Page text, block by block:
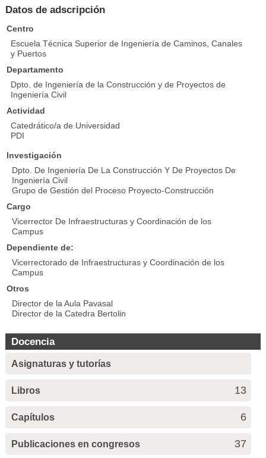
Datos de adscripción
Centro
Escuela Técnica Superior de Ingeniería de Caminos, Canales
y Puertos
Departamento
Dpto. de Ingeniería de la Construcción y de Proyectos de
Ingeniería Civil
Actividad
Catedrático/a de Universidad
PDI
Investigación
Dpto. De Ingeniería De La Construcción Y De Proyectos De
Ingeniería Civil
Grupo de Gestión del Proceso Proyecto-Construcción
Cargo
Vicerrector De Infraestructuras y Coordinación de los
Campus
Dependiente de:
Vicerrectorado de Infraestructuras y Coordinación de los
Campus
Otros
Director de la Aula Pavasal
Director de la Catedra Bertolin
Docencia
Asignaturas y tutorías
Libros 13
Capítulos 6
Publicaciones en congresos 37